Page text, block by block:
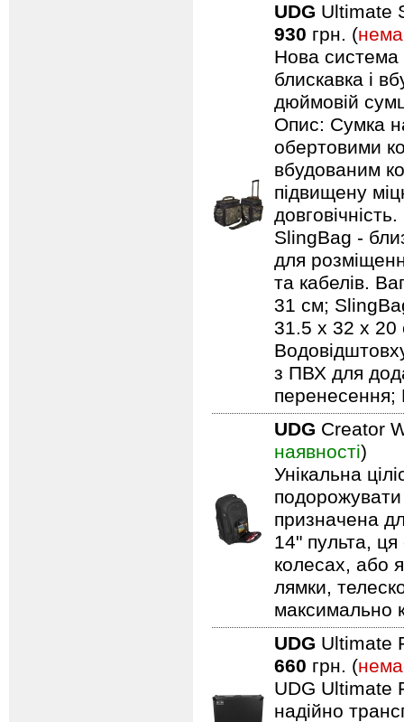
UDG Ultimate
930 грн. (
Нова система
блискавка і
дюймовій
Опис: Сумка
обертовими
вбудованим
підвищену
SlingBag -
для
та кабелів.
31 см;
31.5 x 32 x 20
з ПВХ для
перенесення;
UDG Creator
наявності)
Унікальна
подорожувати
призначена
14" пульта,
колесах, або
лямки,
максимально
UDG Ultimate
660 грн. (
UDG Ultimate
надійно